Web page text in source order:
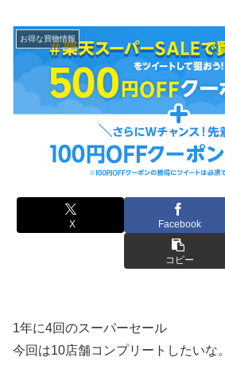
お得な買物情報
X Facebook
コピー
1年に4回のスーパーセール
今回は10店舗コンプリートしたいな。